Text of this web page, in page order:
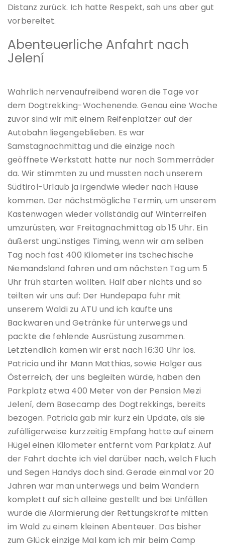
Distanz zurück. Ich hatte Respekt, sah uns aber gut
vorbereitet.
Abenteuerliche Anfahrt nach
Jelení
Wahrlich nervenaufreibend waren die Tage vor
dem Dogtrekking-Wochenende. Genau eine Woche
zuvor sind wir mit einem Reifenplatzer auf der
Autobahn liegengeblieben. Es war
Samstagnachmittag und die einzige noch
geöffnete Werkstatt hatte nur noch Sommerräder
da. Wir stimmten zu und mussten nach unserem
Südtirol-Urlaub ja irgendwie wieder nach Hause
kommen. Der nächstmögliche Termin, um unserem
Kastenwagen wieder vollständig auf Winterreifen
umzurüsten, war Freitagnachmittag ab 15 Uhr. Ein
äußerst ungünstiges Timing, wenn wir am selben
Tag noch fast 400 Kilometer ins tschechische
Niemandsland fahren und am nächsten Tag um 5
Uhr früh starten wollten. Half aber nichts und so
teilten wir uns auf: Der Hundepapa fuhr mit
unserem Waldi zu ATU und ich kaufte uns
Backwaren und Getränke für unterwegs und
packte die fehlende Ausrüstung zusammen.
Letztendlich kamen wir erst nach 16:30 Uhr los.
Patricia und ihr Mann Matthias, sowie Holger aus
Österreich, der uns begleiten würde, haben den
Parkplatz etwa 400 Meter von der Pension Mezi
Jelení, dem Basecamp des Dogtrekkings, bereits
bezogen. Patricia gab mir kurz ein Update, als sie
zufälligerweise kurzzeitig Empfang hatte auf einem
Hügel einen Kilometer entfernt vom Parkplatz. Auf
der Fahrt dachte ich viel darüber nach, welch Fluch
und Segen Handys doch sind. Gerade einmal vor 20
Jahren war man unterwegs und beim Wandern
komplett auf sich alleine gestellt und bei Unfällen
wurde die Alarmierung der Rettungskräfte mitten
im Wald zu einem kleinen Abenteuer. Das bisher
zum Glück einzige Mal kam ich mir beim Camp